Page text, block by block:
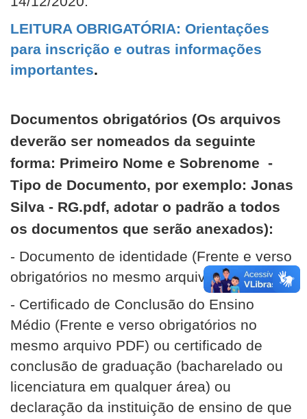
LEITURA OBRIGATÓRIA: Orientações
para inscrição e outras informações
importantes.
Documentos obrigatórios (Os arquivos
deverão ser nomeados da seguinte
forma: Primeiro Nome e Sobrenome -
Tipo de Documento, por exemplo: Jonas
Silva - RG.pdf, adotar o padrão a todos
os documentos que serão anexados):
- Documento de identidade (Frente e verso
obrigatórios no mesmo arquivo PDF)
- Certificado de Conclusão do Ensino
Médio (Frente e verso obrigatórios no
mesmo arquivo PDF) ou certificado de
conclusão de graduação (bacharelado ou
licenciatura em qualquer área) ou
declaração da instituição de ensino de que